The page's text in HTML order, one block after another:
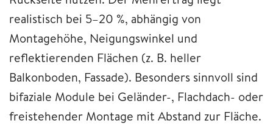
realistisch bei 5–20 %, abhängig von
Montagehöhe, Neigungswinkel und
reflektierenden Flächen (z. B. heller
Balkonboden, Fassade). Besonders sinnvoll sind
bifaziale Module bei Geländer-, Flachdach- oder
freistehender Montage mit Abstand zur Fläche.